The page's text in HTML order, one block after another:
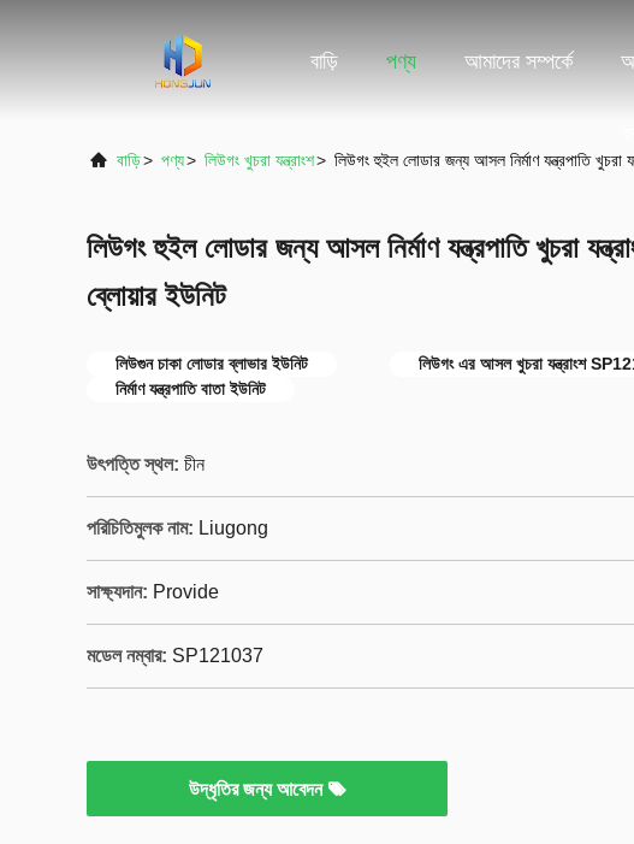
বাড়ি পণ্য আমাদের সম্পর্কে
বাড়ি> পণ্য> লিউগং খুচরা যন্ত্রাংশ> লিউগং হুইল লোডার জন্য আসল নির্মাণ যন্ত্রপাতি
লিউগং হুইল লোডার জন্য আসল নির্মাণ যন্ত্রপাতি খুচরা
ব্লোয়ার ইউনিট
লিউগুন চাকা লোডার ব্লাভার ইউনিট
লিউগং এর আসল খুচরা যন্ত্রাংশ
নির্মাণ যন্ত্রপাতি বাতা ইউনিট
উৎপত্তি স্থল: চীন
পরিচিতিমুলক নাম: Liugong
সাক্ষ্যদান: Provide
মডেল নম্বার: SP121037
উদ্ধৃতির জন্য আবেদন